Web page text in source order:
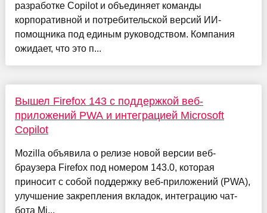
разработке Copilot и объединяет команды
корпоративной и потребительской версий ИИ-
помощника под единым руководством. Компания
ожидает, что это п...
Вышел Firefox 143 с поддержкой веб-
приложений PWA и интеграцией Microsoft
Copilot
Mozilla объявила о релизе новой версии веб-
браузера Firefox под номером 143.0, которая
приносит с собой поддержку веб-приложений (PWA),
улучшение закрепления вкладок, интеграцию чат-
бота Mi...